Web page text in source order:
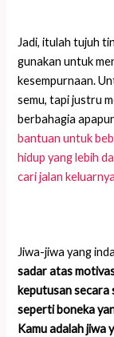
Jadi, itulah tujuh
gunakan untuk
kesempurnaan.
semu, tapi justru
berbahagia
bantuan untuk
hidup yang lebih
cari jalan
Jiwa-jiwa yang
sadar atas
keputusan
seperti boneka
Kamu adalah jiwa